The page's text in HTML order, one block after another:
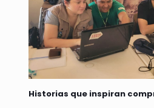
Historias que inspiran